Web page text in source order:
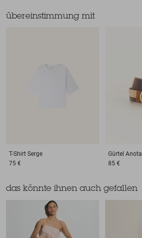
übereinstimmung mit
T-Shirt Serge
75 €
Gürtel Anota
85 €
das könnte ihnen auch gefallen